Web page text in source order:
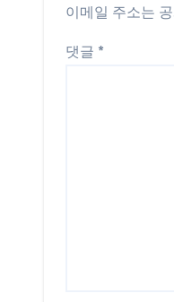
이메일 주소는
댓글 *